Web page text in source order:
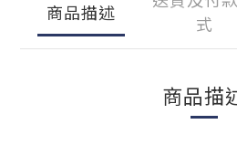
商品描述
式
商品描